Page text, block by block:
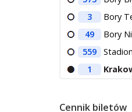
3
Bory
49
Bory
559
1
Cennik biletów